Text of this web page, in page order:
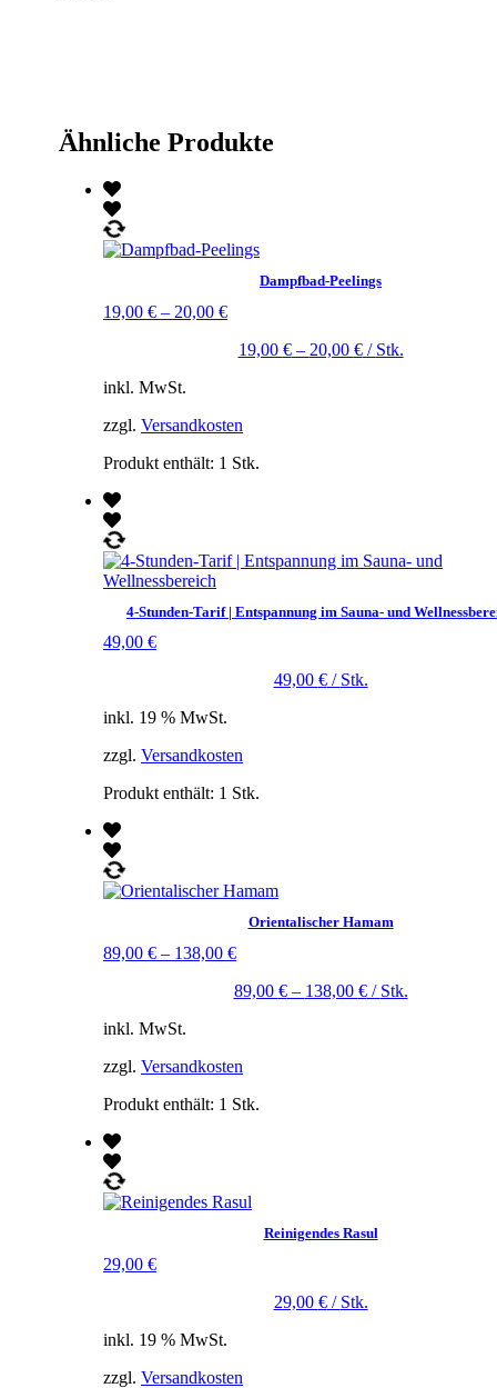
Ähnliche Produkte
Dampfbad-Peelings
19,00 € – 20,00 €
19,00 €– 20,00 €/ Stk.
inkl. MwSt.
zzgl. Versandkosten
Produkt enthält: 1 Stk.
4-Stunden-Tarif | Entspannung im Sauna- und
49,00 €
49,00 €/ Stk.
inkl. 19 % MwSt.
zzgl. Versandkosten
Produkt enthält: 1 Stk.
Orientalischer Hamam
89,00 € – 138,00 €
89,00 €– 138,00 €/ Stk.
inkl. MwSt.
zzgl. Versandkosten
Produkt enthält: 1 Stk.
Reinigendes Rasul
29,00 €
29,00 €/ Stk.
inkl. 19 % MwSt.
zzgl. Versandkosten